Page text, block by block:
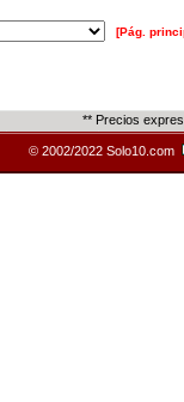
[Pág.
** Precios
© 2002/2022 Solo10.com